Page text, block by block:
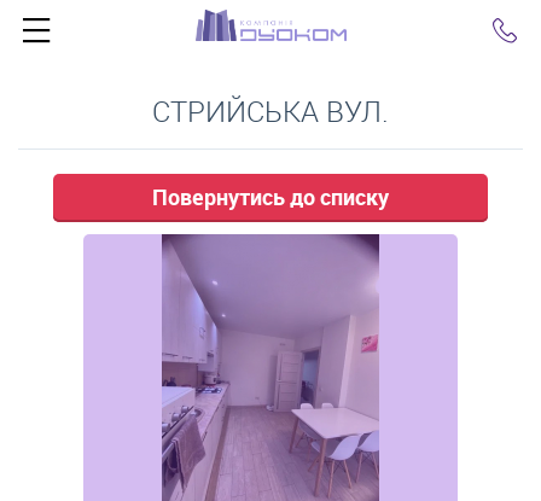
СТРИЙСЬКА ВУЛ.
Повернутись до списку